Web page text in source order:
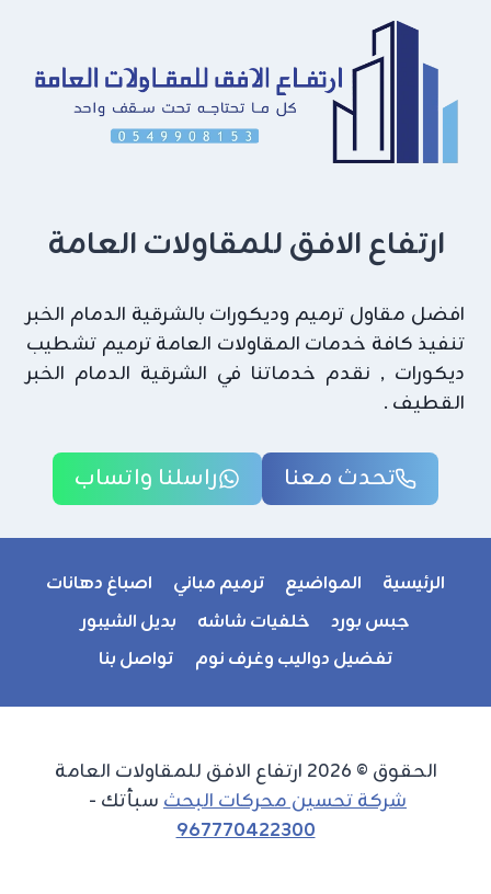
التركيب
بالشرقية
ارتفاع الافق للمقاولات العامة
افضل مقاول ترميم وديكورات بالشرقية الدمام الخبر
تنفيذ كافة خدمات المقاولات العامة ترميم تشطيب
ديكورات , نقدم خدماتنا في الشرقية الدمام الخبر
القطيف .
تحدث معنا راسلنا واتساب
الرئيسية المواضيع ترميم مباني
اصباغ دهانات
جبس بورد
خلفيات شاشه
بديل الشيبور
تفضيل دواليب وغرف نوم
تواصل بنا
الحقوق © 2026 ارتفاع الافق للمقاولات العامة
شركة تحسين محركات البحثسبأتك -
967770422300